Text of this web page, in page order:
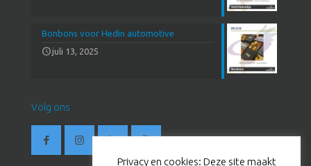
Bonbons voor Hedin automotive
juli 13, 2025
Volg ons
Privacy en cookies: Deze site maakt